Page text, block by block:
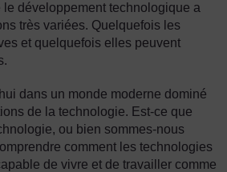
développement technologique a
très variées. Quelquefois les
et quelquefois elles peuvent
dans un monde moderne dominé
de la technologie. Est-ce que
ou bien sommes-nous
comment les technologies
de vivre et de travailler comme